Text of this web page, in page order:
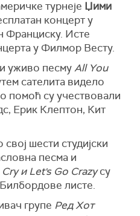
турнеје Џими
концерт у
Франциску. Исте
у Филмор Весту.
уживо песмуAll You
сателита видело
помоћ су учествовали
Ерик Клептон, Кит
свој шести студијски
песма и
и Let's Go Crazyсу
листе.
групе Ред Хот